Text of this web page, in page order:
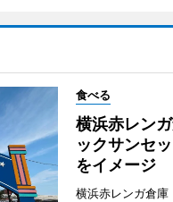
食べる
横浜赤レン
ックサンセ
をイメージ
横浜赤レンガ倉庫